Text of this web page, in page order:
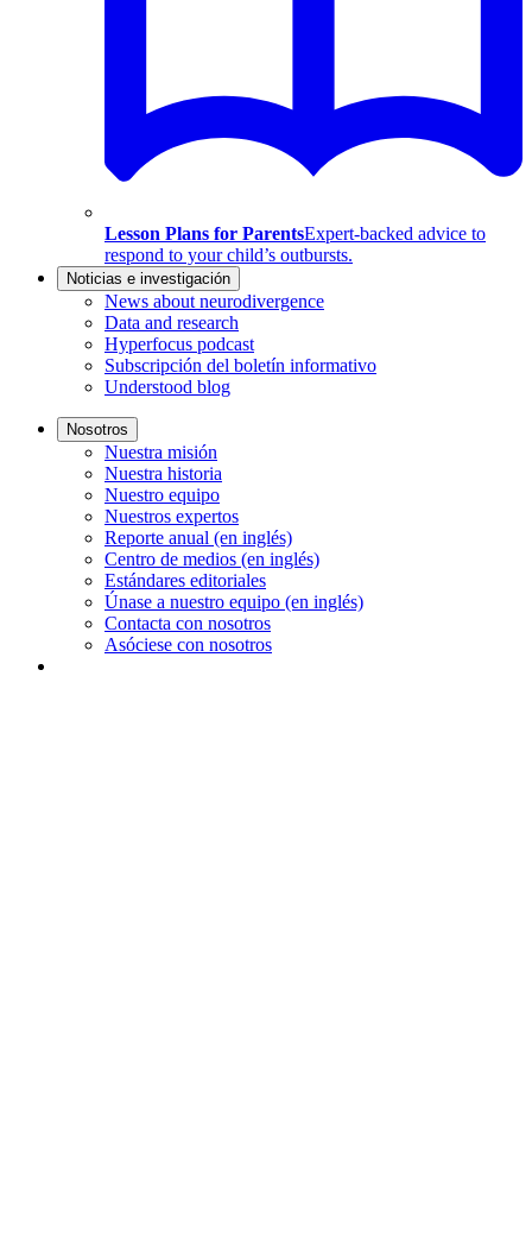
Lesson Plans for ParentsExpert-backed advice to
respond to your child’s outbursts.
Noticias e investigación
News about neurodivergence
Data and research
Hyperfocus podcast
Subscripción del boletín informativo
Understood blog
Nosotros
Nuestra misión
Nuestra historia
Nuestro equipo
Nuestros expertos
Reporte anual (en inglés)
Centro de medios (en inglés)
Estándares editoriales
Únase a nuestro equipo (en inglés)
Contacta con nosotros
Asóciese con nosotros